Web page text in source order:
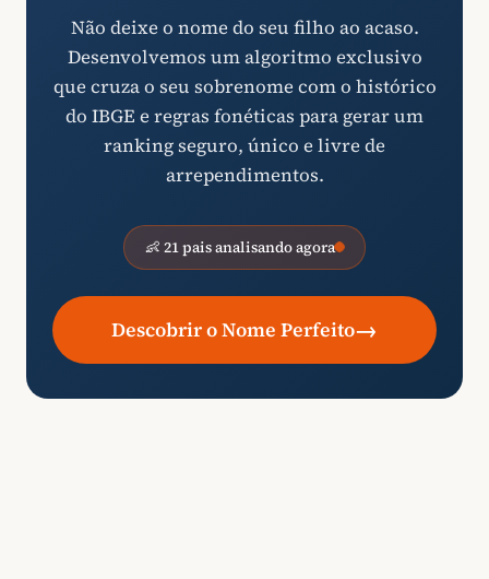
Não deixe o nome do seu filho ao acaso.
Desenvolvemos um algoritmo exclusivo
que cruza o seu sobrenome com o histórico
do IBGE e regras fonéticas para gerar um
ranking seguro, único e livre de
arrependimentos.
👶 21 pais analisando agora
Descobrir o Nome Perfeito→